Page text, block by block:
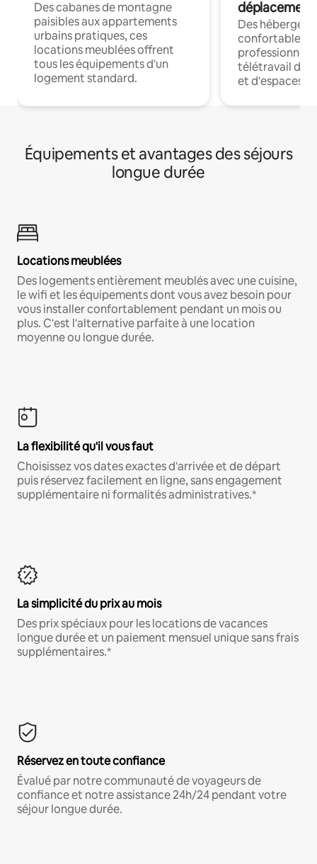
Des cabanes de montagne
paisibles aux appartements
urbains pratiques, ces
locations meublées offrent
tous les équipements d'un
logement standard.
déplacement
Des
confortables
professionnels
télétravail
et d'espaces
Équipements et avantages des séjours
longue durée
Locations meublées
Des logements entièrement meublés avec une cuisine,
le wifi et les équipements dont vous avez besoin pour
vous installer confortablement pendant un mois ou
plus. C'est l'alternative parfaite à une location
moyenne ou longue durée.
La flexibilité qu'il vous faut
Choisissez vos dates exactes d'arrivée et de départ
puis réservez facilement en ligne, sans engagement
supplémentaire ni formalités administratives.*
La simplicité du prix au mois
Des prix spéciaux pour les locations de vacances
longue durée et un paiement mensuel unique sans frais
supplémentaires.*
Réservez en toute confiance
Évalué par notre communauté de voyageurs de
confiance et notre assistance 24h/24 pendant votre
séjour longue durée.